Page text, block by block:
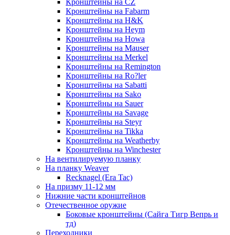
Кронштейны на CZ
Кронштейны на Fabarm
Кронштейны на H&K
Кронштейны на Heym
Кронштейны на Howa
Кронштейны на Mauser
Кронштейны на Merkel
Кронштейны на Remington
Кронштейны на Ro?ler
Кронштейны на Sabatti
Кронштейны на Sako
Кронштейны на Sauer
Кронштейны на Savage
Кронштейны на Steyr
Кронштейны на Tikka
Кронштейны на Weatherby
Кронштейны на Winchester
На вентилируемую планку
На планку Weaver
Recknagel (Era Tac)
На призму 11-12 мм
Нижние части кронштейнов
Отечественное оружие
Боковые кронштейны (Сайга Тигр Вепрь и
тд)
Переходники